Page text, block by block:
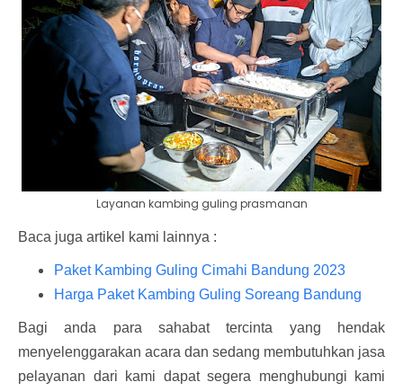
Layanan kambing guling prasmanan
Baca juga artikel kami lainnya :
Paket Kambing Guling Cimahi Bandung 2023
Harga Paket Kambing Guling Soreang Bandung
Bagi anda para sahabat tercinta yang hendak
menyelenggarakan acara dan sedang membutuhkan jasa
pelayanan dari kami dapat segera menghubungi kami